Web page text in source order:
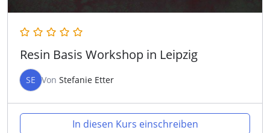
Resin Basis Workshop in Leipzig
SE Von Stefanie Etter
In diesen Kurs einschreiben